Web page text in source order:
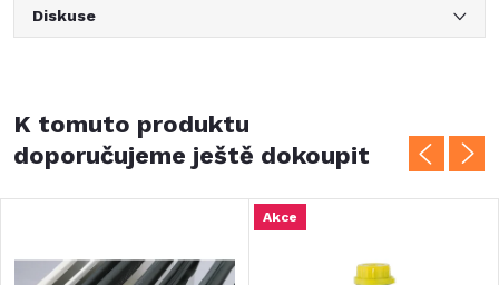
Diskuse
K tomuto produktu
doporučujeme ještě dokoupit
Akce